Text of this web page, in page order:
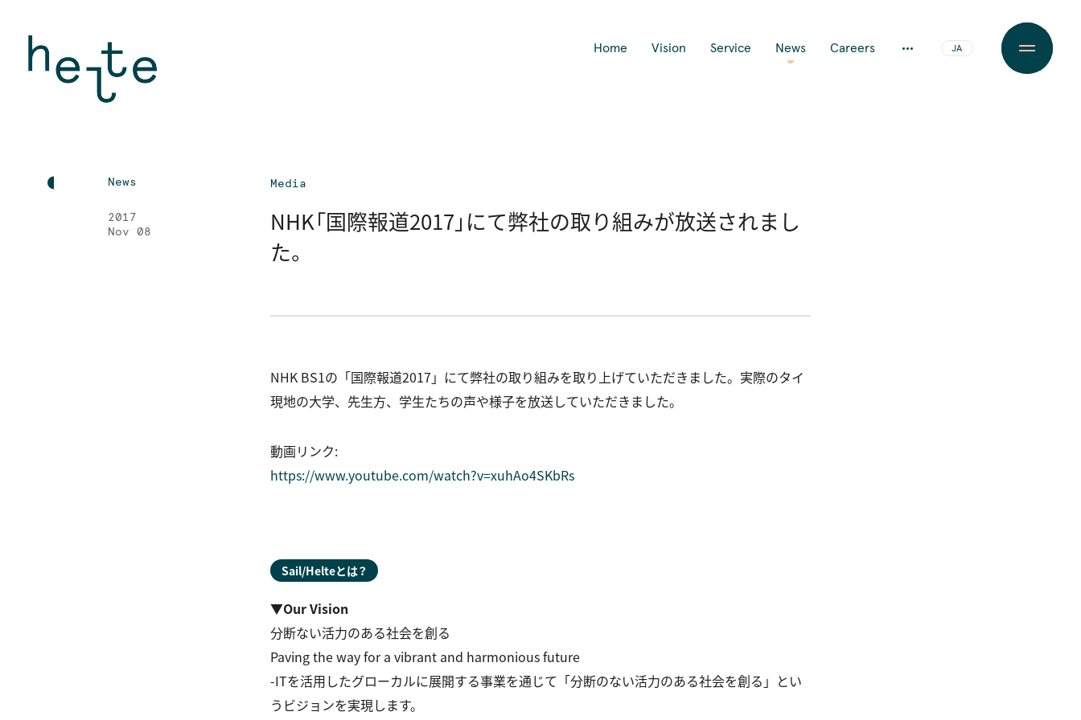
Home Vision Service News Careers
JA
News
2017
Nov 08
Media
NHK「国際報道2017」にて弊社の取り組みが放送されまし
た。
NHK BS1の「国際報道2017」にて弊社の取り組みを取り上げていただきました。実際のタイ
現地の大学、先生方、学生たちの声や様子を放送していただきました。
動画リンク：
https://www.youtube.com/watch?v=xuhAo4SKbRs
Sail/Helteとは？
▼Our Vision
分断ない活力のある社会を創る
Paving the way for a vibrant and harmonious future
-ITを活用したグローカルに展開する事業を通じて「分断のない活力のある社会を創る」とい
うビジョンを実現します。